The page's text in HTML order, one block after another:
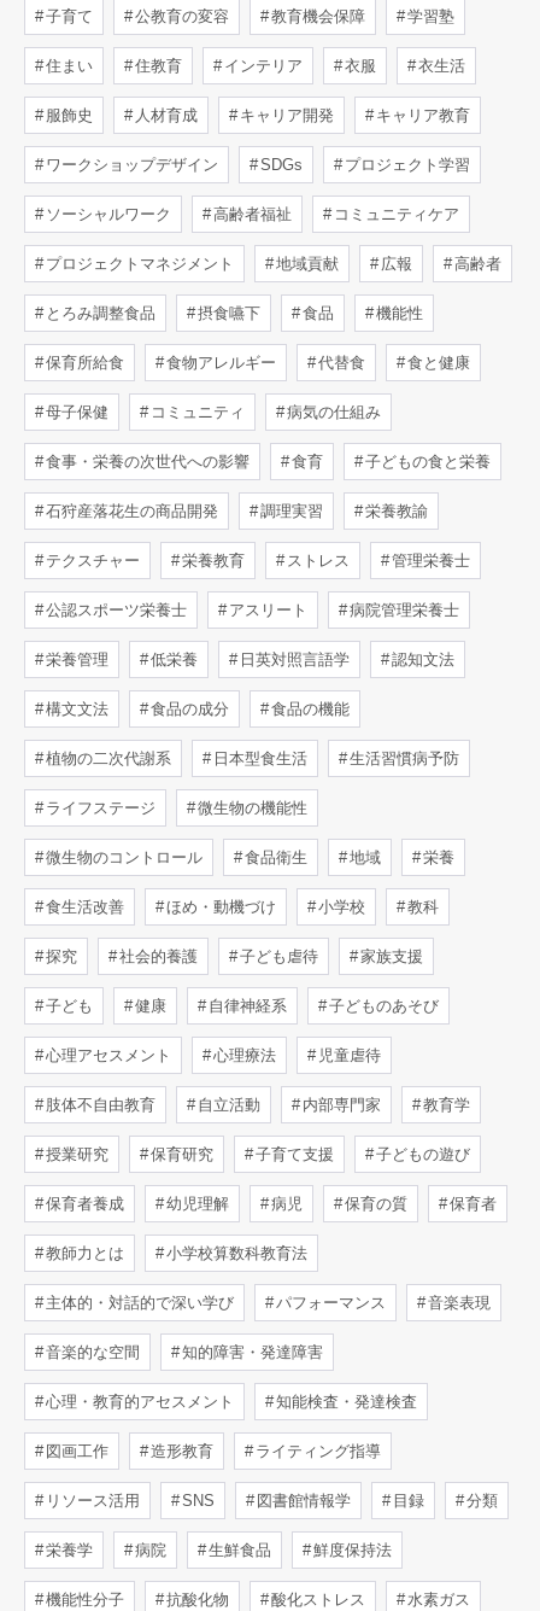
子育て 公教育の変容 教育機会保障 学習塾
住まい 住教育 インテリア 衣服 衣生活
服飾史 人材育成 キャリア開発 キャリア教育
ワークショップデザイン SDGs プロジェクト学習
ソーシャルワーク 高齢者福祉 コミュニティケア
プロジェクトマネジメント 地域貢献 広報 高齢者
とろみ調整食品 摂食嚥下 食品 機能性
保育所給食 食物アレルギー 代替食 食と健康
母子保健 コミュニティ 病気の仕組み
食事・栄養の次世代への影響 食育 子どもの食と栄養
石狩産落花生の商品開発 調理実習 栄養教諭
テクスチャー 栄養教育 ストレス 管理栄養士
公認スポーツ栄養士 アスリート 病院管理栄養士
栄養管理 低栄養 日英対照言語学 認知文法
構文文法 食品の成分 食品の機能
植物の二次代謝系 日本型食生活 生活習慣病予防
ライフステージ 微生物の機能性
微生物のコントロール 食品衛生 地域 栄養
食生活改善 ほめ・動機づけ 小学校 教科
探究 社会的養護 子ども虐待 家族支援
子ども 健康 自律神経系 子どものあそび
心理アセスメント 心理療法 児童虐待
肢体不自由教育 自立活動 内部専門家 教育学
授業研究 保育研究 子育て支援 子どもの遊び
保育者養成 幼児理解 病児 保育の質 保育者
教師力とは 小学校算数科教育法
主体的・対話的で深い学び パフォーマンス 音楽表現
音楽的な空間 知的障害・発達障害
心理・教育的アセスメント 知能検査・発達検査
図画工作 造形教育 ライティング指導
リソース活用 SNS 図書館情報学 目録 分類
栄養学 病院 生鮮食品 鮮度保持法
機能性分子 抗酸化物 酸化ストレス 水素ガス